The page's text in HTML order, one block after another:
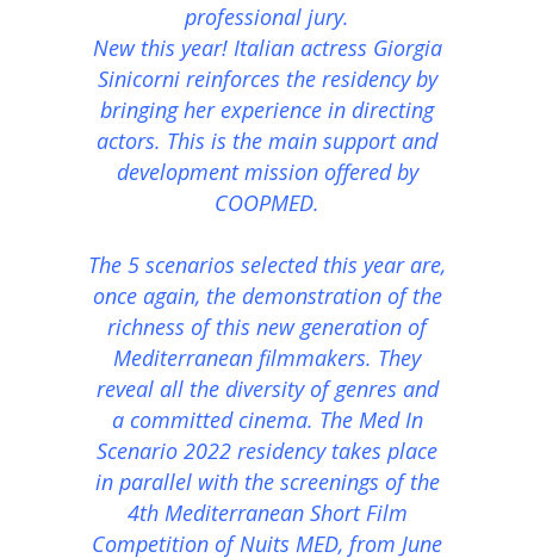
professional jury.
New this year! Italian actress Giorgia
Sinicorni reinforces the residency by
bringing her experience in directing
actors. This is the main support and
development mission offered by
COOPMED.
The 5 scenarios selected this year are,
once again, the demonstration of the
richness of this new generation of
Mediterranean filmmakers. They
reveal all the diversity of genres and
a committed cinema. The Med In
Scenario 2022 residency takes place
in parallel with the screenings of the
4th Mediterranean Short Film
Competition of Nuits MED, from June